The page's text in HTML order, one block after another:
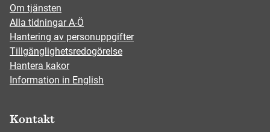
Om tjänsten
Alla tidningar A-Ö
Hantering av personuppgifter
Tillgänglighetsredogörelse
Hantera kakor
Information in English
Kontakt